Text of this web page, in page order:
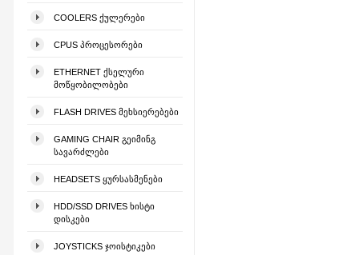
COOLERS ᲥᲣᲚᲔᲠᲔᲑᲘ
CPUS ᲞᲠᲝᲪᲔᲡᲝᲠᲔᲑᲘ
ETHERNET ᲥᲡᲔᲚᲣᲠᲘ
ᲛᲝᲬᲧᲝᲑᲘᲚᲝᲑᲔᲑᲘ
FLASH DRIVES ᲛᲔᲮᲡᲘᲔᲠᲔᲑᲔᲑᲘ
GAMING CHAIR ᲒᲔᲘᲛᲘᲜᲒ
ᲡᲐᲕᲐᲠᲫᲚᲔᲑᲘ
HEADSETS ᲧᲣᲠᲡᲐᲡᲛᲔᲜᲔᲑᲘ
HDD/SSD DRIVES ᲮᲘᲡᲢᲘ
ᲓᲘᲡᲙᲔᲑᲘ
JOYSTICKS ᲯᲝᲘᲡᲢᲘᲙᲔᲑᲘ